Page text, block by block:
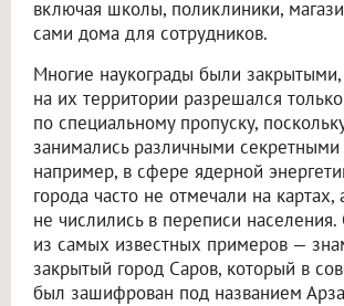
включая школы, поликлиники,
сами дома для сотрудников.
Многие наукограды были закрытыми,
на их территории разрешался только
по специальному пропуску,
занимались различными секретными
например, в сфере ядерной
города часто не отмечали на
не числились в переписи
из самых известных примеров —
закрытый город Саров, который в
был зашифрован под названием